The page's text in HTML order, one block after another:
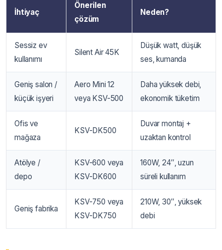
İhtiyaç
Önerilen
çözüm
Neden?
Sessiz ev
kullanımı
Silent Air 45K
Düşük watt, düşük
ses, kumanda
Geniş salon /
küçük işyeri
Aero Mini 12
veya KSV-500
Daha yüksek debi,
ekonomik tüketim
Ofis ve
mağaza
KSV-DK500
Duvar montaj +
uzaktan kontrol
Atölye /
depo
KSV-600 veya
KSV-DK600
160W, 24″, uzun
süreli kullanım
Geniş fabrika
KSV-750 veya
KSV-DK750
210W, 30″, yüksek
debi